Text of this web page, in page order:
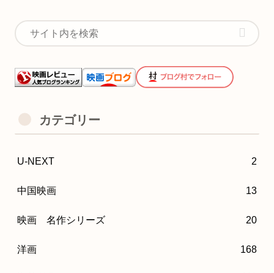
カテゴリー
U-NEXT 2
中国映画 13
映画 名作シリーズ 20
洋画 168